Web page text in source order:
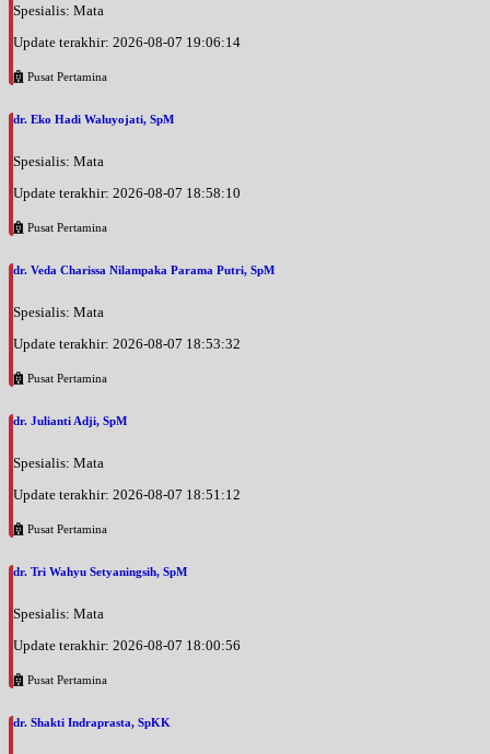
Spesialis: Mata
Update terakhir: 2026-08-07 19:06:14
Pusat Pertamina
dr. Eko Hadi Waluyojati, SpM
Spesialis: Mata
Update terakhir: 2026-08-07 18:58:10
Pusat Pertamina
dr. Veda Charissa Nilampaka Parama Putri, SpM
Spesialis: Mata
Update terakhir: 2026-08-07 18:53:32
Pusat Pertamina
dr. Julianti Adji, SpM
Spesialis: Mata
Update terakhir: 2026-08-07 18:51:12
Pusat Pertamina
dr. Tri Wahyu Setyaningsih, SpM
Spesialis: Mata
Update terakhir: 2026-08-07 18:00:56
Pusat Pertamina
dr. Shakti Indraprasta, SpKK